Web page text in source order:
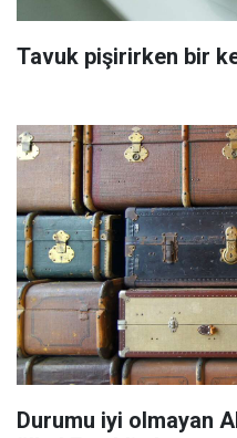
Tavuk pişirirken bir
Durumu iyi olmayan